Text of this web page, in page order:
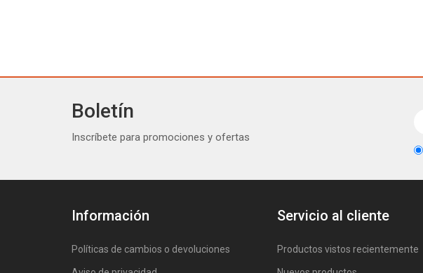
Boletín
Inscríbete para promociones y ofertas
Información
Políticas de cambios o devoluciones
Servicio al cliente
Productos vistos recientemente